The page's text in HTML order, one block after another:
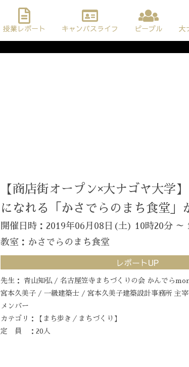
授業レポート キャンパスライフ ピープル 大
【商店街オープン×大ナゴヤ大学
になれる「かさでらのまち食堂」
開催日時：2019年06月08日(土) 10時20分 ～
教室：かさでらのまち食堂
レポートUP
先生： 青山知弘 / 名古屋笠寺まちづくりの会 かんでら
宮本久美子 / 一級建築士 / 宮本久美子建築設計事務所 主
メンバー
カテゴリ：【まち歩き／まちづくり】
定 員 ：20人